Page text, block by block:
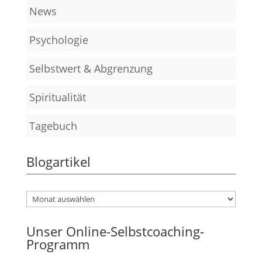
News
Psychologie
Selbstwert & Abgrenzung
Spiritualität
Tagebuch
Blogartikel
Unser Online-Selbstcoaching-
Programm